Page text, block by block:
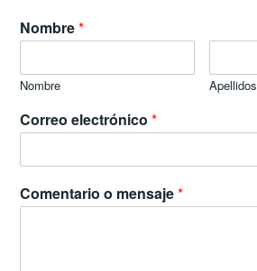
Nombre*
Nombre Apellidos
Correo electrónico*
Comentario o mensaje*